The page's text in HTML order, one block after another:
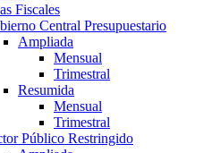
Fiscales
Central Presupuestario
Ampliada
Mensual
Trimestral
Resumida
Mensual
Trimestral
Público Restringido